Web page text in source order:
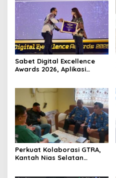
Sabet Digital Excellence
Awards 2026, Aplikasi
Perkuat Kolaborasi GTRA,
Kantah Nias Selatan